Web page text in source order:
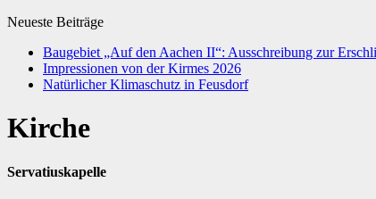
Neueste Beiträge
Baugebiet „Auf den Aachen II“: Ausschreibung zur
Impressionen von der Kirmes 2026
Natürlicher Klimaschutz in Feusdorf
Kirche
Servatiuskapelle